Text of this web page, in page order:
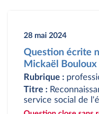
28 mai 2024
Question écrite
Mickaël Bouloux
Rubrique :
Titre :
service social de